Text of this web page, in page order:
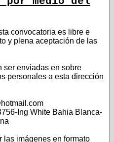
convocatoria es libre e
y plena aceptación de las
ser enviadas en sobre
personales a esta dirección
Ing White Bahia Blanca-
las imágenes en formato